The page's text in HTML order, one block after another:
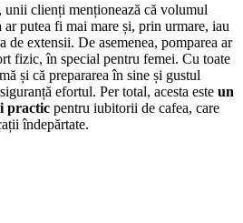
unii clienți menționează că volumul
ar putea fi mai mare și, prin urmare, iau
de extensii. De asemenea, pomparea ar
fizic, în special pentru femei. Cu toate
și că prepararea în sine și gustul
efortul. Per total, acesta este un
practic pentru iubitorii de cafea, care
îndepărtate.